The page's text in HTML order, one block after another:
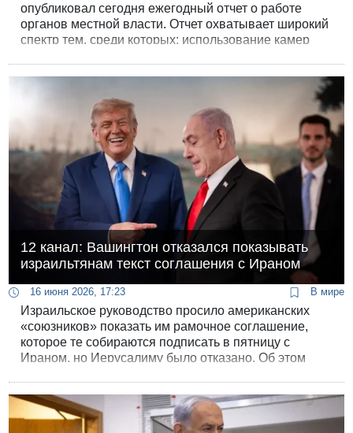
опубликовал сегодня ежегодный отчет о работе
органов местной власти. Отчет охватывает широкий
спектр тем, среди которых: использование камер
продвижение программ городской реновации в
муниципалитетах и др.
12 канал: Вашингтон отказался показывать
израильтянам текст соглашения с Ираном
16 июня 2026, 17:23 В мире
Израильское руководство просило американских
«союзников» показать им рамочное соглашение,
которое те собираются подписать в пятницу с
Ираном, но Иерусалиму было отказано. Об этом